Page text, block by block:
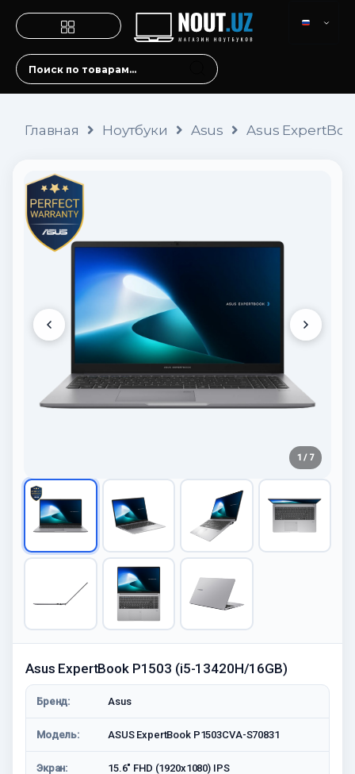
Главная Ноутбуки Asus Asus
1 / 7
Asus ExpertBook P1503 (i5-13420H/16GB)
Бренд: Asus
Модель: ASUS ExpertBook P1503CVA-S70831
Экран: 15.6" FHD (1920x1080) IPS